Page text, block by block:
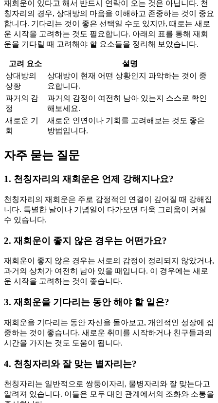
재회운이 있다고 해서 반드시 연락이 오는 것은 아닙니다. 천
칭자리의 경우, 상대방의 마음을 이해하고 존중하는 것이 중요
합니다. 기다리는 것이 좋은 선택일 수도 있지만, 때로는 새로
운 시작을 고려하는 것도 필요합니다. 아래의 표를 통해 재회
운을 기다릴 때 고려해야 할 요소들을 정리해 보았습니다.
고려 요소
설명
상대방의
상황
상대방이 현재 어떤 상황인지 파악하는 것이 중
요합니다.
과거의 감
정
과거의 감정이 여전히 남아 있는지 스스로 확인
해보세요.
새로운 기
회
새로운 인연이나 기회를 고려해보는 것도 좋은
방법입니다.
자주 묻는 질문
1. 천칭자리의 재회운은 언제 강해지나요?
천칭자리의 재회운은 주로 감정적인 연결이 깊어질 때 강해집
니다. 특별한 날이나 기념일이 다가오면 더욱 그리움이 커질
수 있습니다.
2. 재회운이 좋지 않은 경우는 어떤가요?
재회운이 좋지 않은 경우는 서로의 감정이 정리되지 않았거나,
과거의 상처가 여전히 남아 있을 때입니다. 이 경우에는 새로
운 시작을 고려하는 것이 좋습니다.
3. 재회운을 기다리는 동안 해야 할 일은?
재회운을 기다리는 동안 자신을 돌아보고, 개인적인 성장에 집
중하는 것이 좋습니다. 새로운 취미를 시작하거나 친구들과의
시간을 가지는 것도 도움이 됩니다.
4. 천칭자리와 잘 맞는 별자리는?
천칭자리는 일반적으로 쌍둥이자리, 물병자리와 잘 맞는다고
알려져 있습니다. 이들은 모두 대인 관계에서의 조화와 소통을